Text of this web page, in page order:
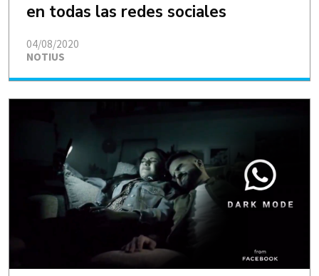
en todas las redes sociales
NOTIUS
04/08/2020